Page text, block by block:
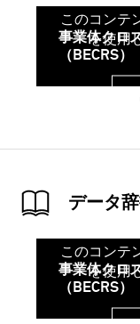
事業体クロ
（BECRS）
このコンテ
を使用
データ
事業体クロ
（BECRS）
このコンテ
を使用